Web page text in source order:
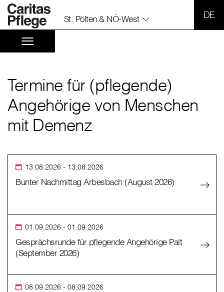
St. Pölten & NÖ-West
Termine für (pflegende)
Angehörige von Menschen
mit Demenz
13.08.2026 - 13.08.2026
Bunter Nachmittag Arbesbach (August 2026)
01.09.2026 - 01.09.2026
Gesprächsrunde für pflegende Angehörige Palt
(September 2026)
08.09.2026 - 08.09.2026